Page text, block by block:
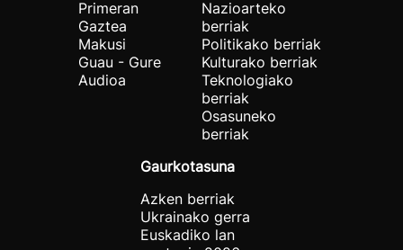
Primeran
Gaztea
Makusi
Guau - Gure
Audioa
Nazioarteko
berriak
Politikako berriak
Kulturako berriak
Teknologiako
berriak
Osasuneko
berriak
Gaurkotasuna
Azken berriak
Ukrainako gerra
Euskadiko lan